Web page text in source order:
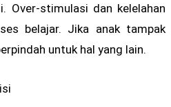
Over-stimulasi dan kelelahan
belajar. Jika anak tampak
untuk hal yang lain.